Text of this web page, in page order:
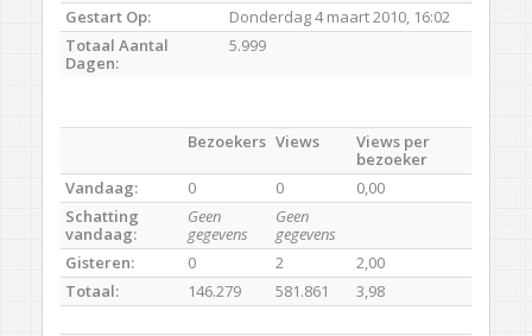
Gestart Op:
Donderdag 4 maart 2010, 16:02
Totaal Aantal
Dagen:
5.999
Bezoekers Views
Views per
bezoeker
Vandaag:
0 0
0,00
Schatting
vandaag:
Geen
gegevens
Geen
gegevens
Gisteren:
0 2
2,00
Totaal:
146.279 581.861 3,98